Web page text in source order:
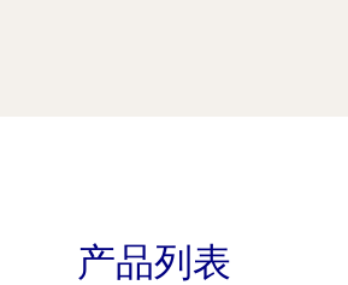
产品列表